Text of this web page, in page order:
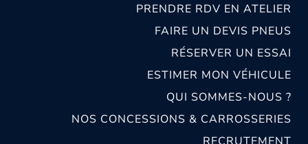
PRENDRE RDV EN ATELIER
FAIRE UN DEVIS PNEUS
RÉSERVER UN ESSAI
ESTIMER MON VÉHICULE
QUI SOMMES-NOUS ?
NOS CONCESSIONS & CARROSSERIES